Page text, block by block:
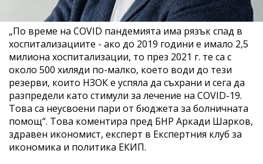
„По време на COVID пандемията има рязък спад в
хоспитализациите - ако до 2019 години е имало 2,5
милиона хоспитализации, то през 2021 г. те са с
около 500 хиляди по-малко, което води до тези
резерви, които НЗОК е успяла да съхрани и сега да
разпредели като стимули за лечение на COVID-19.
Това са неусвоени пари от бюджета за болничната
помощ“. Това коментира пред БНР Аркади Шарков,
здравен икономист, експерт в Експертния клуб за
икономика и политика ЕКИП.